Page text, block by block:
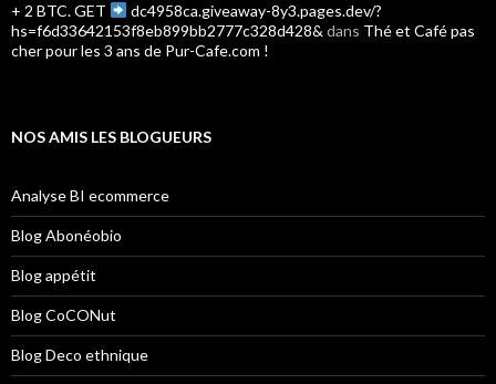
+ 2 BTC. GET
dc4958ca.giveaway-8y3.pages.dev/?
hs=f6d33642153f8eb899bb2777c328d428& dans Thé et Café pas
cher pour les 3 ans de Pur-Cafe.com !
NOS AMIS LES BLOGUEURS
Analyse BI ecommerce
Blog Abonéobio
Blog appétit
Blog CoCONut
Blog Deco ethnique